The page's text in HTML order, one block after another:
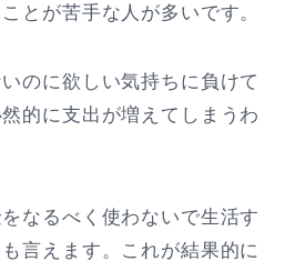
とが苦手な人が多いです。
のに欲しい気持ちに負けて
的に支出が増えてしまうわ
なるべく使わないで生活す
言えます。これが結果的に